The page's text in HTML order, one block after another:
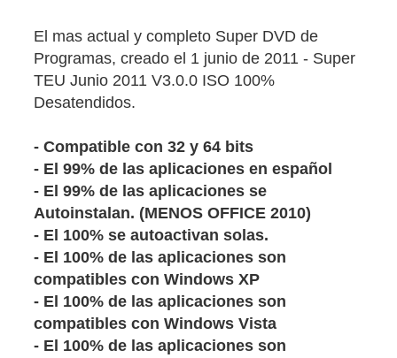
El mas actual y completo Super DVD de
Programas, creado el 1 junio de 2011 - Super
TEU Junio 2011 V3.0.0 ISO 100%
Desatendidos.
- Compatible con 32 y 64 bits
- El 99% de las aplicaciones en español
- El 99% de las aplicaciones se
Autoinstalan. (MENOS OFFICE 2010)
- El 100% se autoactivan solas.
- El 100% de las aplicaciones son
compatibles con Windows XP
- El 100% de las aplicaciones son
compatibles con Windows Vista
- El 100% de las aplicaciones son